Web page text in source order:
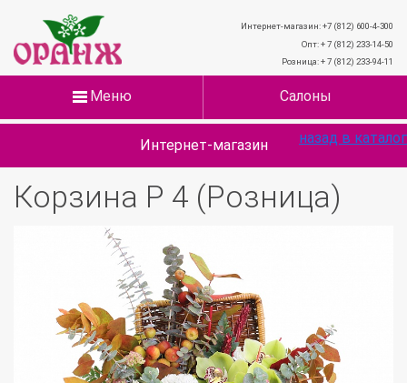
Интернет-магазин: +7 (812) 600-4-300
Опт: + 7 (812) 233-14-50
Розница: + 7 (812) 233-94-11
Меню Салоны
Интернет-магазин
Корзина Р 4 (Розница)
назад в каталог